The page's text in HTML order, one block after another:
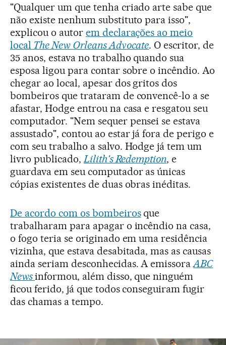
"Qualquer um que tenha criado arte sabe que
não existe nenhum substituto para isso",
explicou o autor em declarações ao meio
local The New Orleans Advocate. O escritor, de
35 anos, estava no trabalho quando sua
esposa ligou para contar sobre o incêndio. Ao
chegar ao local, apesar dos gritos dos
bombeiros que trataram de convencê-lo a se
afastar, Hodge entrou na casa e resgatou seu
computador. "Nem sequer pensei se estava
assustado", contou ao estar já fora de perigo e
com seu trabalho a salvo. Hodge já tem um
livro publicado, Lilith's Redemption, e
guardava em seu computador as únicas
cópias existentes de duas obras inéditas.
De acordo com os bombeirosque
trabalharam para apagar o incêndio na casa,
o fogo teria se originado em uma residência
vizinha, que estava desabitada, mas as causas
ainda seriam desconhecidas. A emissoraABC
Newsinformou, além disso, que ninguém
ficou ferido, já que todos conseguiram fugir
das chamas a tempo.